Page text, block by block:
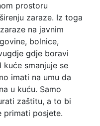
prostoru
zaraze. Iz toga
na javnim
bolnice,
gdje boravi
smanjuje se
imati na umu da
u kuću. Samo
zaštitu, a to bi
primati posjete.